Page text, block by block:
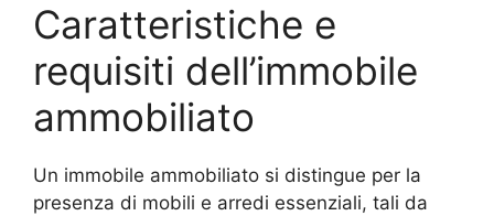
Caratteristiche e
requisiti dell’immobile
ammobiliato
Un immobile ammobiliato si distingue per la
presenza di mobili e arredi essenziali, tali da